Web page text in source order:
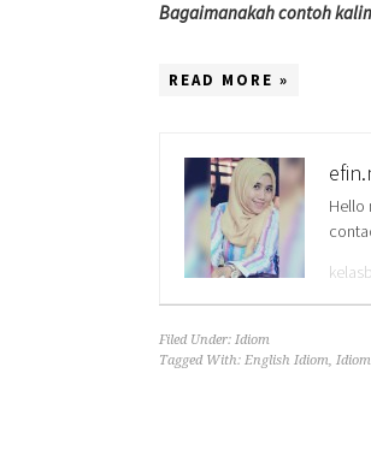
Bagaimanakah contoh
READ MORE »
Hello
Filed Under: Idiom
Tagged With: English Idiom,